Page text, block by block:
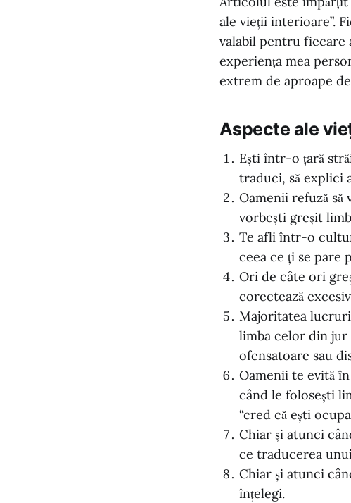
ale vieții interioare”.
valabil pentru fiecare
experiența mea
extrem de aproape
Aspecte ale
Ești într-o țară
traduci, să explici
Oamenii refuză să
vorbești greșit
Te afli într-o
ceea ce ți se pare
Ori de câte ori
corectează
Majoritatea
limba celor din jur
ofensatoare sau
Oamenii te evită
când le folosești
“cred că ești
Chiar și atunci
ce traducerea
Chiar și atunci
înțelegi.